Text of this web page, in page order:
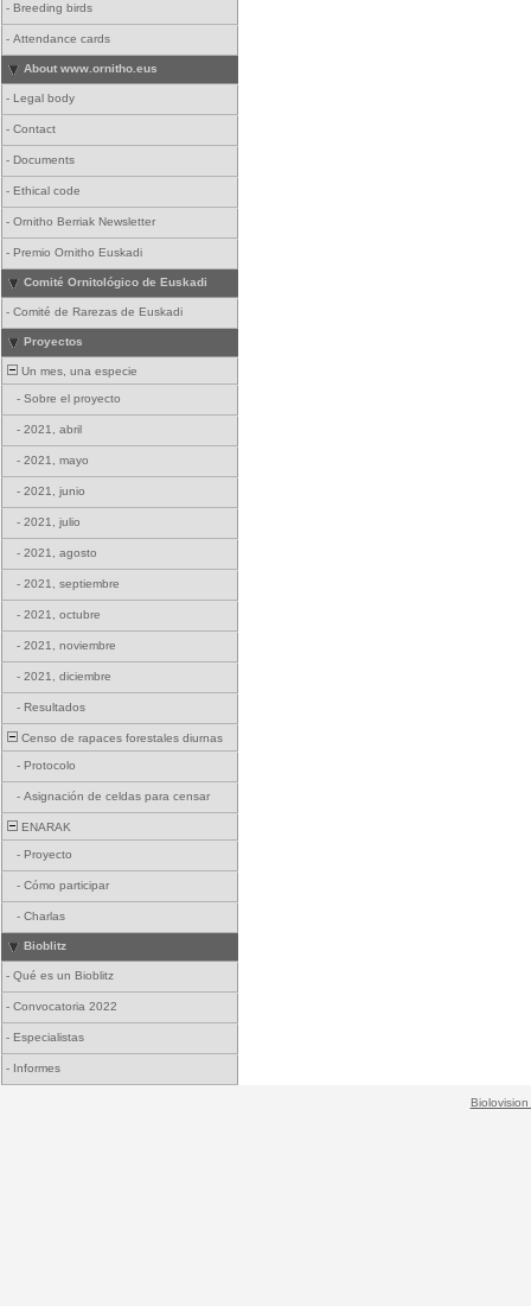
- Breeding birds
- Attendance cards
About www.ornitho.eus
- Legal body
- Contact
- Documents
- Ethical code
- Ornitho Berriak Newsletter
- Premio Ornitho Euskadi
Comité Ornitológico de Euskadi
- Comité de Rarezas de Euskadi
Proyectos
Un mes, una especie
- Sobre el proyecto
- 2021, abril
- 2021, mayo
- 2021, junio
- 2021, julio
- 2021, agosto
- 2021, septiembre
- 2021, octubre
- 2021, noviembre
- 2021, diciembre
- Resultados
Censo de rapaces forestales diurnas
- Protocolo
- Asignación de celdas para censar
ENARAK
- Proyecto
- Cómo participar
- Charlas
Bioblitz
- Qué es un Bioblitz
- Convocatoria 2022
- Especialistas
- Informes
Biolovision